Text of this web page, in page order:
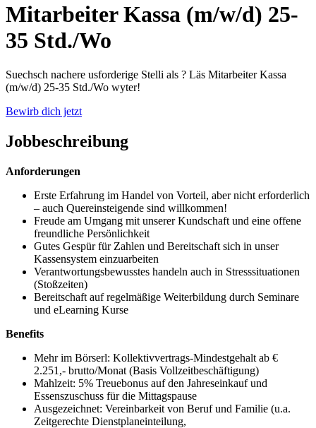
Mitarbeiter Kassa (m/w/d) 25-
35 Std./Wo
Suechsch nachere usforderige Stelli als ? Läs Mitarbeiter Kassa
(m/w/d) 25-35 Std./Wo wyter!
Bewirb dich jetzt
Jobbeschreibung
Anforderungen
Erste Erfahrung im Handel von Vorteil, aber nicht erforderlich
– auch Quereinsteigende sind willkommen!
Freude am Umgang mit unserer Kundschaft und eine offene
freundliche Persönlichkeit
Gutes Gespür für Zahlen und Bereitschaft sich in unser
Kassensystem einzuarbeiten
Verantwortungsbewusstes handeln auch in Stresssituationen
(Stoßzeiten)
Bereitschaft auf regelmäßige Weiterbildung durch Seminare
und eLearning Kurse
Benefits
Mehr im Börserl: Kollektivvertrags-Mindestgehalt ab €
2.251,- brutto/Monat (Basis Vollzeitbeschäftigung)
Mahlzeit: 5% Treuebonus auf den Jahreseinkauf und
Essenszuschuss für die Mittagspause
Ausgezeichnet: Vereinbarkeit von Beruf und Familie (u.a.
Zeitgerechte Dienstplaneinteilung,